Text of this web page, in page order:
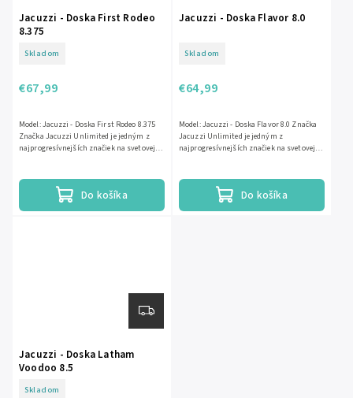
Jacuzzi - Doska First Rodeo
8.375
Skladom
€67,99
Do košíka
Model: Jacuzzi - Doska First Rodeo 8.375
Značka Jacuzzi Unlimited je jedným z
najprogresívnejších značiek na svetovej
Jacuzzi - Doska Flavor 8.0
Skladom
€64,99
Do košíka
Model: Jacuzzi - Doska Flavor 8.0 Značka
Jacuzzi Unlimited je jedným z
najprogresívnejších značiek na svetovej
Jacuzzi - Doska Latham
Voodoo 8.5
Skladom